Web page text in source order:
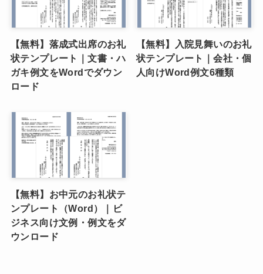
【無料】落成式出席のお礼
状テンプレート｜文書・ハ
ガキ例文をWordでダウン
ロード
【無料】入院見舞いのお礼
状テンプレート｜会社・個
人向けWord例文6種類
【無料】お中元のお礼状テ
ンプレート（Word）｜ビ
ジネス向け文例・例文をダ
ウンロード